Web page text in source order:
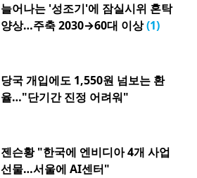
늘어나는 '성조기'에 잠실시위 혼탁
양상…주축 2030→60대 이상(1)
당국 개입에도 1,550원 넘보는 환
율…"단기간 진정 어려워"
젠슨황 "한국에 엔비디아 4개 사업
선물…서울에 AI센터"